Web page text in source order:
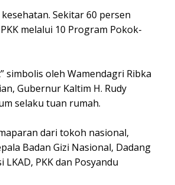
Sekitar 60 persen
melalui 10 Program Pokok-
simbolis oleh Wamendagri Ribka
Gubernur Kaltim H. Rudy
selaku tuan rumah.
dari tokoh nasional,
Badan Gizi Nasional, Dadang
PKK dan Posyandu